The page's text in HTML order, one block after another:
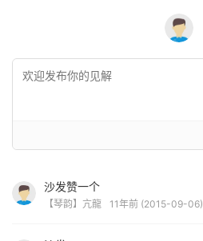
沙发赞一个
【琴韵】亢龍 11年前 (2015-09-06)